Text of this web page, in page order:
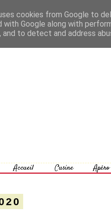
Accueil Cusine Apéro
cookies from Google to
with Google along with
to detect and address